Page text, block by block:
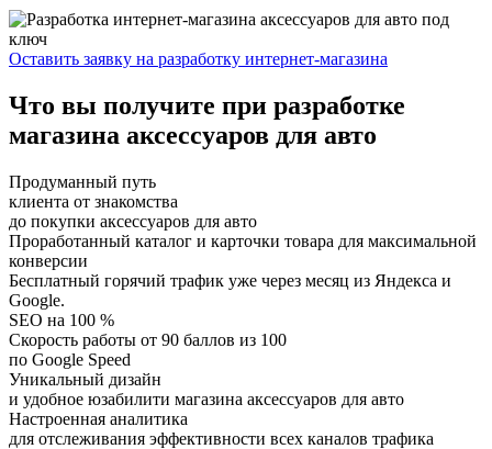
Оставить заявку на разработку интернет-магазина
Что вы получите при разработке
магазина аксессуаров для авто
Продуманный путь
клиента от знакомства
до покупки аксессуаров для авто
Проработанный каталог и карточки товара для максимальной
конверсии
Бесплатный горячий трафик уже через месяц из Яндекса и
Google.
SEO на 100 %
Скорость работы от 90 баллов из 100
по Google Speed
Уникальный дизайн
и удобное юзабилити магазина аксессуаров для авто
Настроенная аналитика
для отслеживания эффективности всех каналов трафика